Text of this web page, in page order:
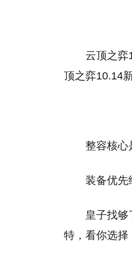
云顶之弈
顶之弈10.14
整容核心
装备优先
皇子找够
特，看你选择